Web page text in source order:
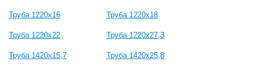
Труба 1220х16 Труба 1220х18
Труба 1220х22 Труба 1220х27,3
Труба 1420х15,7 Труба 1420х25,8